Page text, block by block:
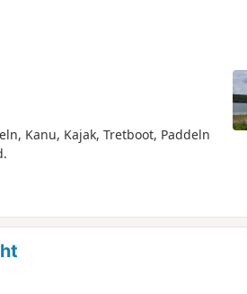
Kanu, Kajak, Tretboot, Paddeln